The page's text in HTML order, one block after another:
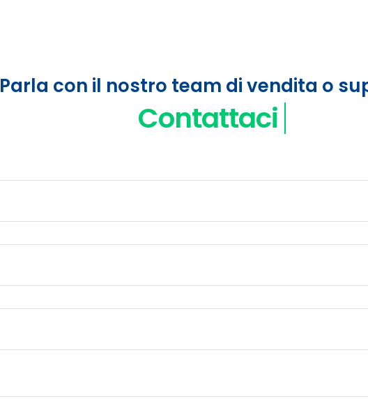
Parla con il nostro team di vendita o